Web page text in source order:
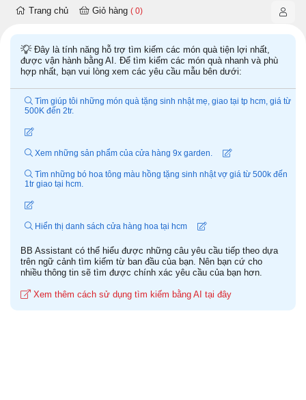
Trang chủ Giỏ hàng ( 0)
Đây là tính năng hỗ trợ tìm kiếm các món quà tiện lợi nhất,
được vận hành bằng AI. Để tìm kiểm các món quà nhanh và phù
hợp nhất, bạn vui lòng xem các yêu cầu mẫu bên dưới:
Tìm giúp tôi những món quà tặng sinh nhật mẹ, giao tại tp hcm, giá từ
500K đến 2tr.
Xem những sản phẩm của cửa hàng 9x garden.
Tìm những bó hoa tông màu hồng tặng sinh nhật vợ giá từ 500k đến
1tr giao tại hcm.
Hiển thị danh sách cửa hàng hoa tại hcm
BB Assistant có thể hiểu được những câu yêu cầu tiếp theo dựa
trên ngữ cảnh tìm kiếm từ ban đầu của bạn. Nên bạn cứ cho
nhiều thông tin sẽ tìm được chính xác yêu cầu của bạn hơn.
Xem thêm cách sử dụng tìm kiếm bằng AI tại đây